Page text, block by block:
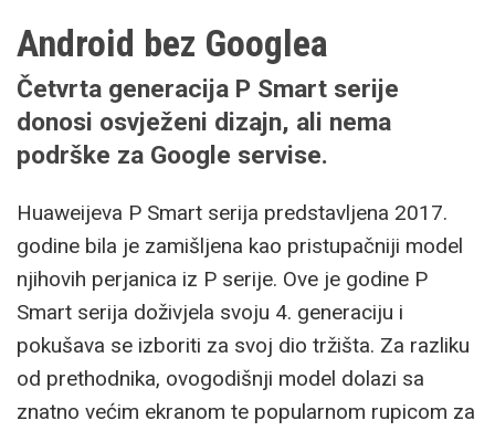
Android bez Googlea
Četvrta generacija P Smart serije
donosi osvježeni dizajn, ali nema
podrške za Google servise.
Huaweijeva P Smart serija predstavljena 2017.
godine bila je zamišljena kao pristupačniji model
njihovih perjanica iz P serije. Ove je godine P
Smart serija doživjela svoju 4. generaciju i
pokušava se izboriti za svoj dio tržišta. Za razliku
od prethodnika, ovogodišnji model dolazi sa
znatno većim ekranom te popularnom rupicom za